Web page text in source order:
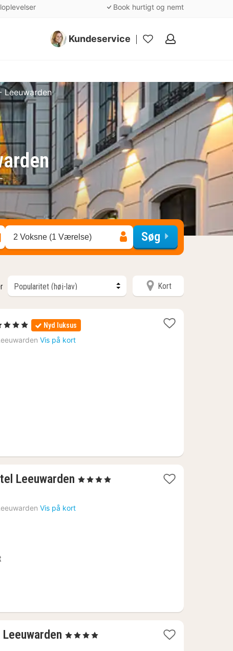
Book hurtigt og nemt
Kundeservice
Mine
Leeuwarden
2 Voksne (1 Værelse) Søg
Kort
Stjerner Nyd luksus
Vis på kort
Leeuwarden 1
, 4 Stjerner
Vis på kort
1
, 4 Stjerner